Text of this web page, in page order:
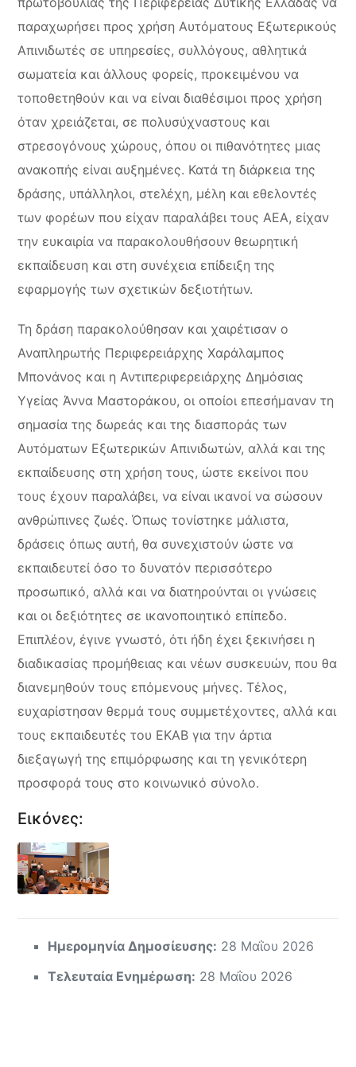
παραχωρήσει προς χρήση Αυτόματους Εξωτερικούς
Απινιδωτές σε υπηρεσίες, συλλόγους, αθλητικά
σωματεία και άλλους φορείς, προκειμένου να
τοποθετηθούν και να είναι διαθέσιμοι προς χρήση
όταν χρειάζεται, σε πολυσύχναστους και
στρεσογόνους χώρους, όπου οι πιθανότητες μιας
ανακοπής είναι αυξημένες. Κατά τη διάρκεια της
δράσης, υπάλληλοι, στελέχη, μέλη και εθελοντές
των φορέων που είχαν παραλάβει τους ΑΕΑ, είχαν
την ευκαιρία να παρακολουθήσουν θεωρητική
εκπαίδευση και στη συνέχεια επίδειξη της
εφαρμογής των σχετικών δεξιοτήτων.
Τη δράση παρακολούθησαν και χαιρέτισαν ο
Αναπληρωτής Περιφερειάρχης Χαράλαμπος
Μπονάνος και η Αντιπεριφερειάρχης Δημόσιας
Υγείας Άννα Μαστοράκου, οι οποίοι επεσήμαναν τη
σημασία της δωρεάς και της διασποράς των
Αυτόματων Εξωτερικών Απινιδωτών, αλλά και της
εκπαίδευσης στη χρήση τους, ώστε εκείνοι που
τους έχουν παραλάβει, να είναι ικανοί να σώσουν
ανθρώπινες ζωές. Όπως τονίστηκε μάλιστα,
δράσεις όπως αυτή, θα συνεχιστούν ώστε να
εκπαιδευτεί όσο το δυνατόν περισσότερο
προσωπικό, αλλά και να διατηρούνται οι γνώσεις
και οι δεξιότητες σε ικανοποιητικό επίπεδο.
Επιπλέον, έγινε γνωστό, ότι ήδη έχει ξεκινήσει η
διαδικασίας προμήθειας και νέων συσκευών, που θα
διανεμηθούν τους επόμενους μήνες. Τέλος,
ευχαρίστησαν θερμά τους συμμετέχοντες, αλλά και
τους εκπαιδευτές του ΕΚΑΒ για την άρτια
διεξαγωγή της επιμόρφωσης και τη γενικότερη
προσφορά τους στο κοινωνικό σύνολο.
Εικόνες:
Ημερομηνία Δημοσίευσης: 28 Μαΐου 2026
Τελευταία Ενημέρωση: 28 Μαΐου 2026